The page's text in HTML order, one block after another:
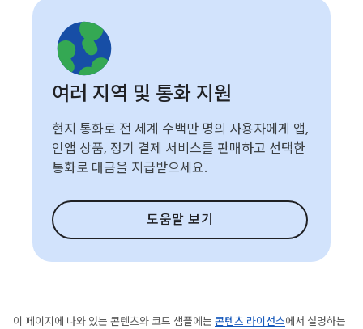
여러 지역 및 통화 지원
현지 통화로 전 세계 수백만 명의 사용자에게 앱,
인앱 상품, 정기 결제 서비스를 판매하고 선택한
통화로 대금을 지급받으세요.
도움말 보기
이 페이지에 나와 있는 콘텐츠와 코드 샘플에는 콘텐츠 라이선스에서 설명하는